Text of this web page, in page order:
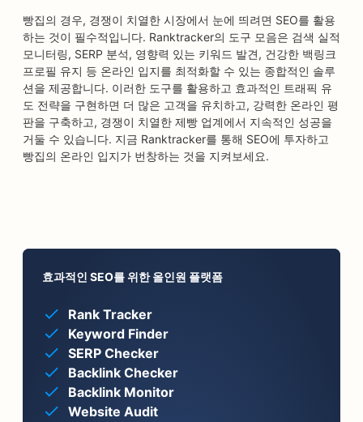
빵집의 경우, 경쟁이 치열한 시장에서 눈에 띄려면 SEO를 활용
하는 것이 필수적입니다. Ranktracker의 도구 모음은 검색 실적
모니터링, SERP 분석, 영향력 있는 키워드 발견, 건강한 백링크
프로필 유지 등 온라인 입지를 최적화할 수 있는 종합적인 솔루
션을 제공합니다. 이러한 도구를 활용하고 효과적인 트래픽 유
도 전략을 구현하면 더 많은 고객을 유치하고, 강력한 온라인 평
판을 구축하고, 경쟁이 치열한 제빵 업계에서 지속적인 성공을
거둘 수 있습니다. 지금 Ranktracker를 통해 SEO에 투자하고
빵집의 온라인 입지가 번창하는 것을 지켜보세요.
효과적인 SEO를 위한 올인원 플랫폼
Rank Tracker
Keyword Finder
SERP Checker
Backlink Checker
Backlink Monitor
Website Audit